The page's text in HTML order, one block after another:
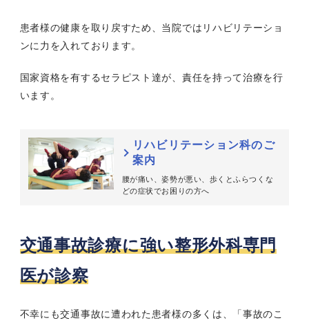
患者様の健康を取り戻すため、当院ではリハビリテーショ
ンに力を入れております。
国家資格を有するセラピスト達が、責任を持って治療を行
います。
リハビリテーション科のご
案内
腰が痛い、姿勢が悪い、歩くとふらつくな
どの症状でお困りの方へ
交通事故診療に強い整形外科専門
医が診察
不幸にも交通事故に遭われた患者様の多くは、「事故のこ